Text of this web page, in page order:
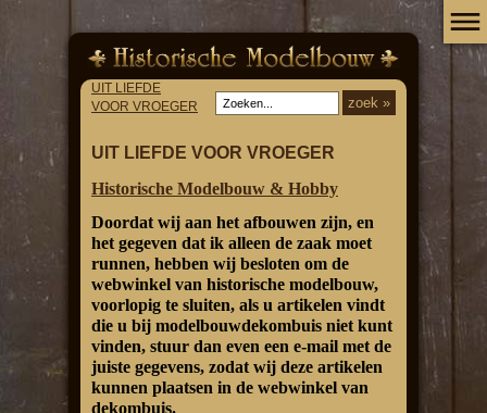
UIT LIEFDE
VOOR VROEGER
UIT LIEFDE VOOR VROEGER
Historische Modelbouw & Hobby
Doordat wij aan het afbouwen zijn, en
het gegeven dat ik alleen de zaak moet
runnen, hebben wij besloten om de
webwinkel van historische modelbouw,
voorlopig te sluiten, als u artikelen vindt
die u bij modelbouwdekombuis niet kunt
vinden, stuur dan even een e-mail met de
juiste gegevens, zodat wij deze artikelen
kunnen plaatsen in de webwinkel van
dekombuis.